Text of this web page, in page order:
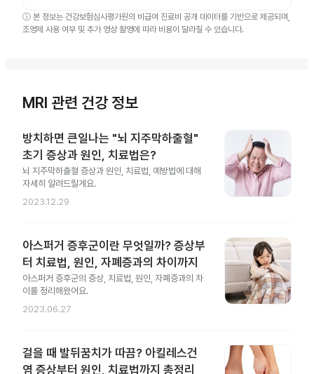
ⓘ 본 정보는 건강보험심사평가원의 비급여 진료비 공개 데이터를 기반으로 제공되며,
조영제 사용 여부 및 추가 영상 촬영에 따라 비용이 달라질 수 있습니다.
MRI 관련 건강 정보
방치하면 큰일나는 "뇌 지주막하출혈"
초기 증상과 원인, 치료법은?
뇌 지주막하출혈 증상과 원인, 치료법, 예방법에 대해
자세히 알려드릴게요.
2023.12.29
아스퍼거 증후군이란 무엇일까? 증상부
터 치료법, 원인, 자폐증과의 차이까지
아스퍼거 증후군의 증상, 치료법, 원인, 자폐증과의 차
이를 정리해왔어요.
2023.06.27
걸을 때 발뒤꿈치가 따끔? 아킬레스건
염 증상부터 원인, 치료법까지 총정리